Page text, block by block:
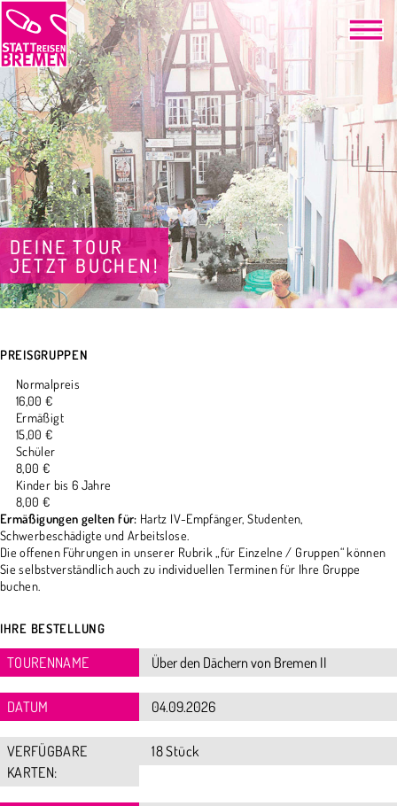
DEINE TOUR
JETZT BUCHEN!
PREISGRUPPEN
Normalpreis
16,00 €
Ermäßigt
15,00 €
Schüler
8,00 €
Kinder bis 6 Jahre
8,00 €
Ermäßigungen gelten für: Hartz IV-Empfänger, Studenten,
Schwerbeschädigte und Arbeitslose.
Die offenen Führungen in unserer Rubrik „für Einzelne / Gruppen“ können
Sie selbstverständlich auch zu individuellen Terminen für Ihre Gruppe
buchen.
IHRE BESTELLUNG
TOURENNAME
DATUM
VERFÜGBARE
KARTEN:
18 Stück